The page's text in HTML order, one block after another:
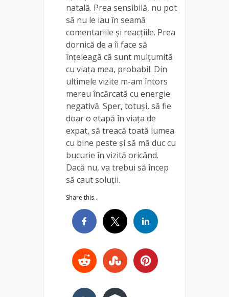
natală. Prea sensibilă, nu pot
să nu le iau în seamă
comentariile și reacțiile. Prea
dornică de a îi face să
înțeleagă că sunt mulțumită
cu viața mea, probabil. Din
ultimele vizite m-am întors
mereu încărcată cu energie
negativă. Sper, totuși, să fie
doar o etapă în viața de
expat, să treacă toată lumea
cu bine peste și să mă duc cu
bucurie în vizită oricând.
Dacă nu, va trebui să încep
să caut soluții.
Share this...